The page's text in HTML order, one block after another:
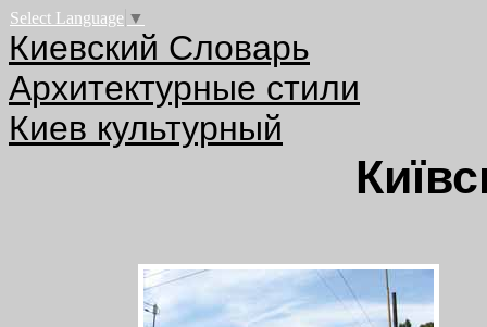
Select Language ▼
Киевский Словарь
Архитектурные стили
Киев культурный